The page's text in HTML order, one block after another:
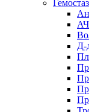
Гемостаз
Д-